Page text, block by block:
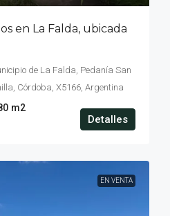
en La Falda, ubicada
de La Falda, Pedanía San
Córdoba, X5166, Argentina
m2
Detalles
EN VENTA